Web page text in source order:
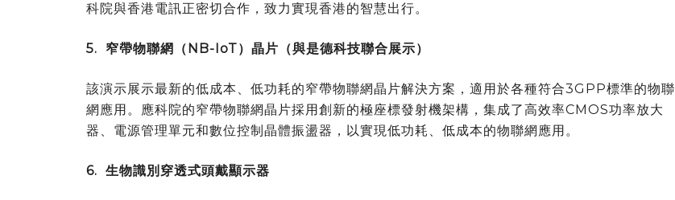
科院與香港電訊正密切合作，致力實現香港的智慧出行。
5. 窄帶物聯網（ NB-IoT）晶片（與是德科技聯合展示）
該演示展示最新的低成本、低功耗的窄帶物聯網晶片解決方案，適用於各種符合3GPP標準的物聯
網應用。應科院的窄帶物聯網晶片採用創新的極座標發射機架構，集成了高效率CMOS功率放大
器、電源管理單元和數位控制晶體振盪器，以實現低功耗、低成本的物聯網應用。
6. 生物識別穿透式頭戴顯示器